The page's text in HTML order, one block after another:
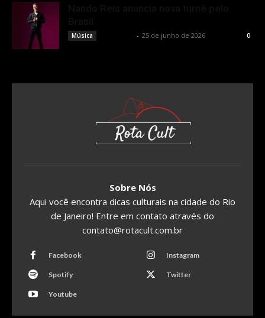
Música - 25 de junho de 2026 0
Sobre Nós
Aqui você encontra dicas culturais na cidade do Rio
de Janeiro! Entre em contato através do
contato@rotacult.com.br
Facebook Instagram
Spotify Twitter
Youtube